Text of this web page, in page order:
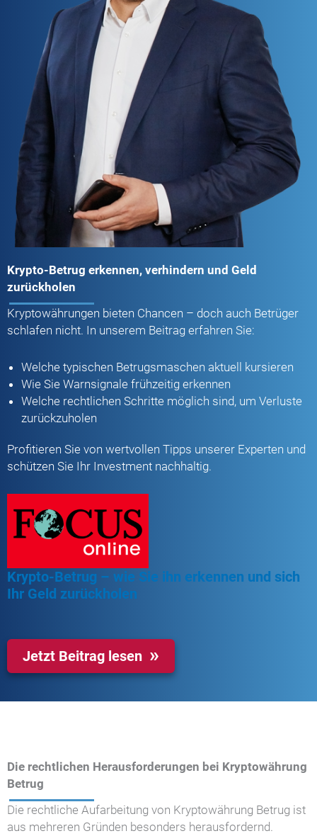
Krypto-Betrug erkennen, verhindern und Geld
zurückholen
Kryptowährungen bieten Chancen – doch auch Betrüger
schlafen nicht. In unserem Beitrag erfahren Sie:
Welche typischen Betrugsmaschen aktuell kursieren
Wie Sie Warnsignale frühzeitig erkennen
Welche rechtlichen Schritte möglich sind, um Verluste
zurückzuholen
Profitieren Sie von wertvollen Tipps unserer Experten und
schützen Sie Ihr Investment nachhaltig.
Krypto-Betrug – wie Sie ihn erkennen und sich
Ihr Geld zurückholen
Jetzt Beitrag lesen
Die rechtlichen Herausforderungen bei Kryptowährung
Betrug
Die rechtliche Aufarbeitung von Kryptowährung Betrug ist
aus mehreren Gründen besonders herausfordernd.